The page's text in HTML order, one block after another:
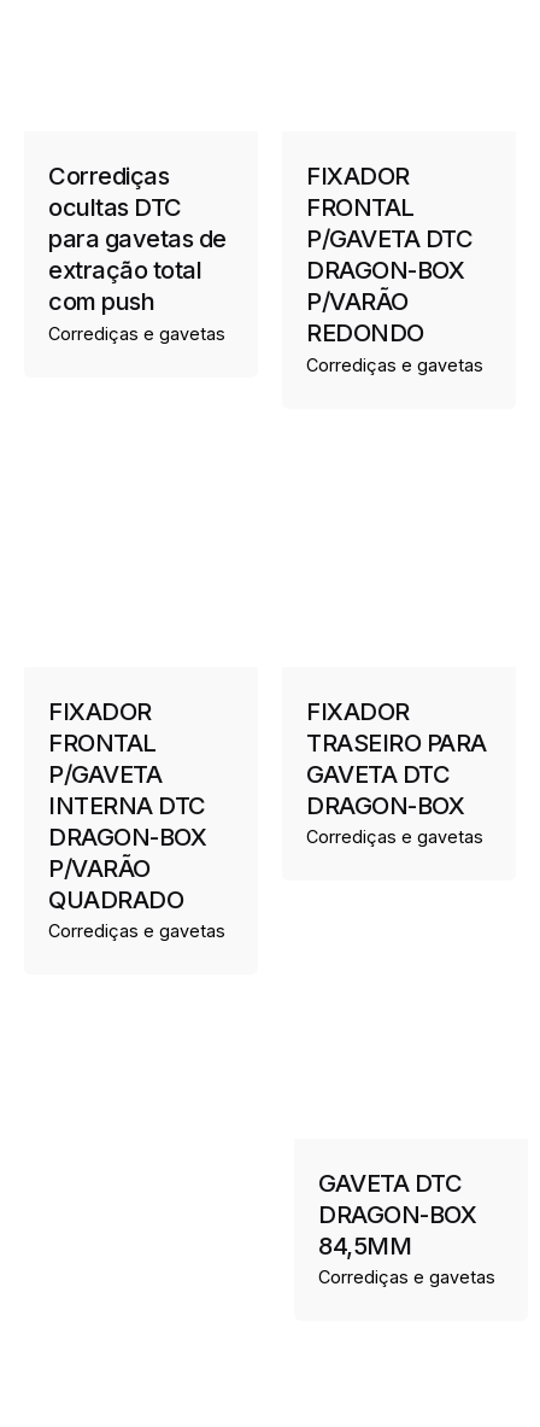
Corrediças
ocultas DTC
para gavetas de
extração total
com push
Corrediças e gavetas
FIXADOR
FRONTAL
P/GAVETA DTC
DRAGON-BOX
P/VARÃO
REDONDO
Corrediças e gavetas
FIXADOR
FRONTAL
P/GAVETA
INTERNA DTC
DRAGON-BOX
P/VARÃO
QUADRADO
Corrediças e gavetas
FIXADOR
TRASEIRO PARA
GAVETA DTC
DRAGON-BOX
Corrediças e gavetas
GAVETA DTC
DRAGON-BOX
84,5MM
Corrediças e gavetas